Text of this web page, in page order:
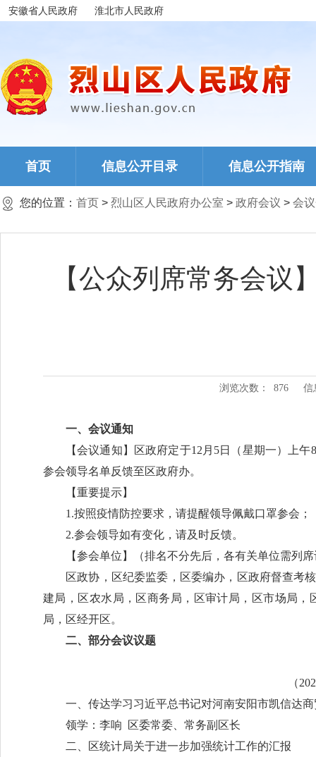
安徽省人民政府 淮北市人民政府
首页 信息公开目录 信息公开指南
您的位置： 首页 > 烈山区人民政府办公室 > 政府会议 > 会
【公众列席常务会议
浏览次数： 876 信
一、会议通知
【会议通知】区政府定于12月5日（星期一）上
参会领导名单反馈至区政府办。
【重要提示】
1.按照疫情防控要求，请提醒领导佩戴口罩参会；
2.参会领导如有变化，请及时反馈。
【参会单位】（排名不分先后，各有关单位需列
区政协，区纪委监委，区委编办，区政府督查考
建局，区农水局，区商务局，区审计局，区市场局
局，区经开区。
二、部分会议议题
（
一、传达学习习近平总书记对河南安阳市凯信达商
领学：李响 区委常委、常务副区长
二、区统计局关于进一步加强统计工作的汇报